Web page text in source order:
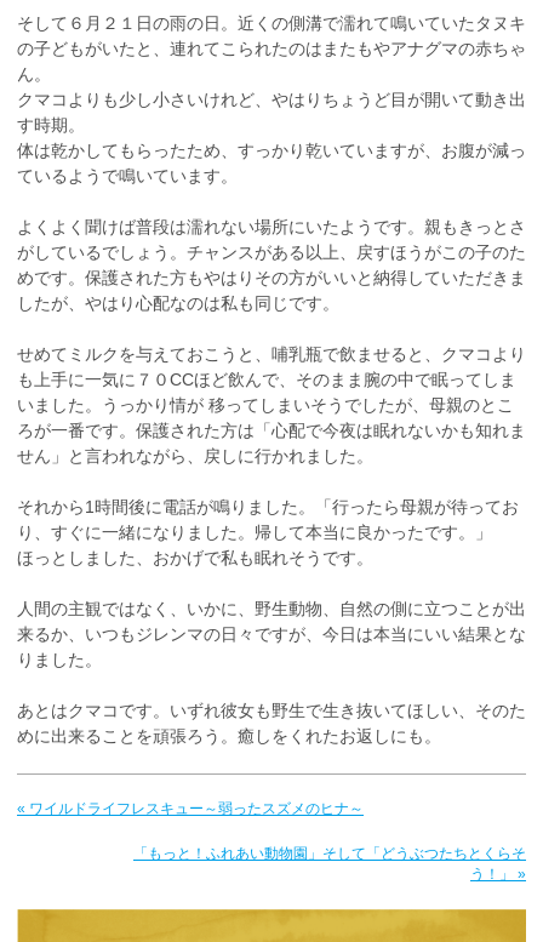
そして６月２１日の雨の日。近くの側溝で濡れて鳴いていたタヌキ
の子どもがいたと、連れてこられたのはまたもやアナグマの赤ちゃ
ん。
クマコよりも少し小さいけれど、やはりちょうど目が開いて動き出
す時期。
体は乾かしてもらったため、すっかり乾いていますが、お腹が減っ
ているようで鳴いています。
よくよく聞けば普段は濡れない場所にいたようです。親もきっとさ
がしているでしょう。チャンスがある以上、戻すほうがこの子のた
めです。保護された方もやはりその方がいいと納得していただきま
したが、やはり心配なのは私も同じです。
せめてミルクを与えておこうと、哺乳瓶で飲ませると、クマコより
も上手に一気に７０CCほど飲んで、そのまま腕の中で眠ってしま
いました。うっかり情が 移ってしまいそうでしたが、母親のとこ
ろが一番です。保護された方は「心配で今夜は眠れないかも知れま
せん」と言われながら、戻しに行かれました。
それから1時間後に電話が鳴りました。「行ったら母親が待ってお
り、すぐに一緒になりました。帰して本当に良かったです。」
ほっとしました、おかげで私も眠れそうです。
人間の主観ではなく、いかに、野生動物、自然の側に立つことが出
来るか、いつもジレンマの日々ですが、今日は本当にいい結果とな
りました。
あとはクマコです。いずれ彼女も野生で生き抜いてほしい、そのた
めに出来ることを頑張ろう。癒しをくれたお返しにも。
« ワイルドライフレスキュー～弱ったスズメのヒナ～
「もっと！ふれあい動物園」そして「どうぶつたちとくらそ
う！」 »